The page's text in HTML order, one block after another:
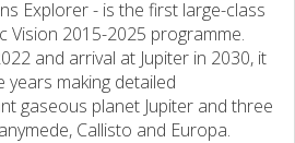
Explorer - is the first large-class
Vision 2015-2025 programme.
and arrival at Jupiter in 2030, it
making detailed
gaseous planet Jupiter and three
Callisto and Europa.